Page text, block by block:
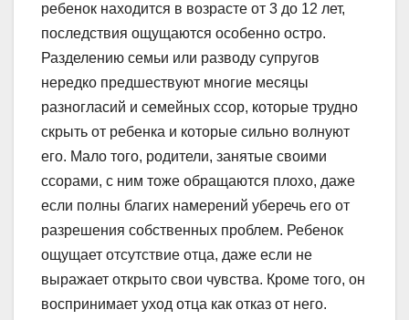
ребенок находится в возрасте от 3 до 12 лет,
последствия ощущаются особенно остро.
Разделению семьи или разводу супругов
нередко предшествуют многие месяцы
разногласий и семейных ссор, которые трудно
скрыть от ребенка и которые сильно волнуют
его. Мало того, родители, занятые своими
ссорами, с ним тоже обращаются плохо, даже
если полны благих намерений уберечь его от
разрешения собственных проблем. Ребенок
ощущает отсутствие отца, даже если не
выражает открыто свои чувства. Кроме того, он
воспринимает уход отца как отказ от него.